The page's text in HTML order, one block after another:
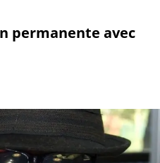
per­ma­nente avec